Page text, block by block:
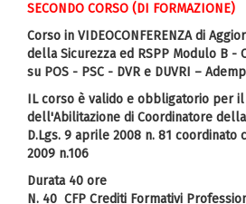
SECONDO CORSO (DI FORMAZIONE)
Corso in VIDEOCONFERENZA di
della Sicurezza ed RSPP Modulo B -
su POS - PSC - DVR e DUVRI –
IL corso è valido e obbligatorio per
dell'Abilitazione di Coordinatore
D.Lgs. 9 aprile 2008 n. 81 coordinato
2009 n.106
Durata 40 ore
N. 40 CFP Crediti Formativi